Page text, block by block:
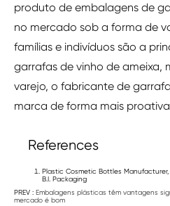
produto de embalagens de
no mercado sob a forma de
famílias e indivíduos são a
garrafas de vinho de ameixa,
varejo, o fabricante de
marca de forma mais
References
Plastic Cosmetic Bottles
B.I. Packaging
PREV : Embalagens plásticas têm vantagens
mercado é bom